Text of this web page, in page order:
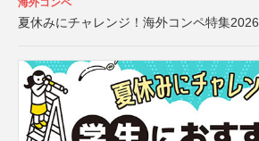
海外コンペ
夏休みにチャレンジ！海外コンペ特集2026